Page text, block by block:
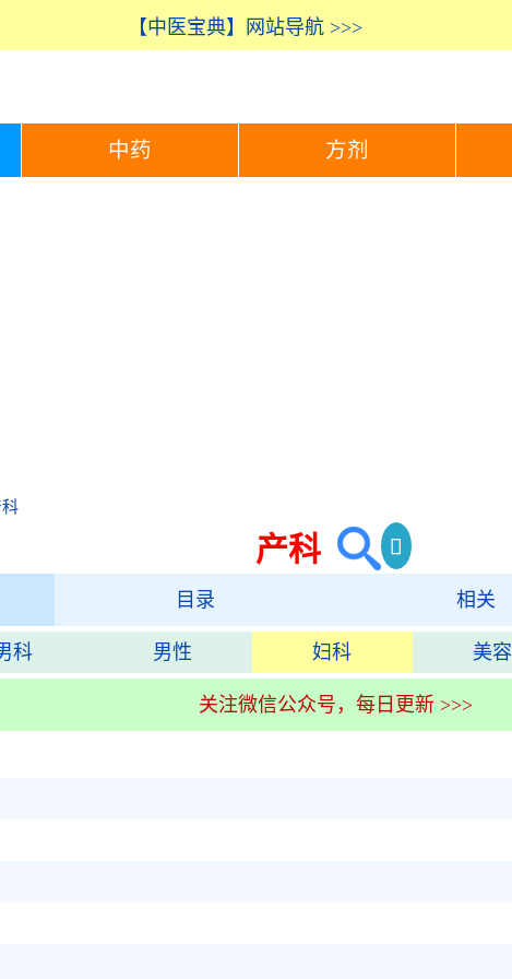
【中医宝典】网站导航 >>>
中药 方剂
产科
目录 相关
科 男性 妇科 美容
关注微信公众号，每日更新 >>>